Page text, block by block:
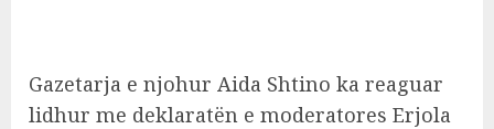
Gazetarja e njohur Aida Shtino ka reaguar
lidhur me deklaratën e moderatores Erjola